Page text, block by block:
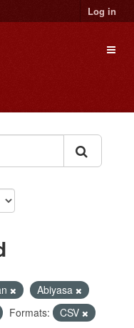
Log in
Abiyasa
Formats:
CSV